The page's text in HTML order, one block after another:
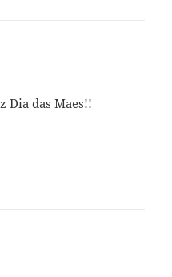
Dia das Maes!!